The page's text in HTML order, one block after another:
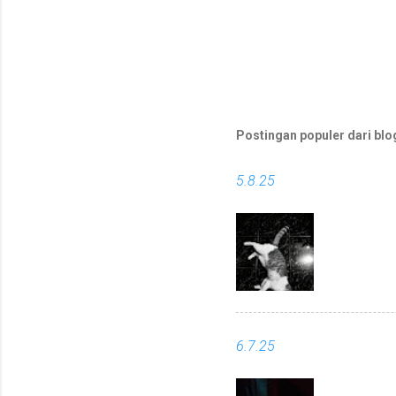
Postingan populer dari
5.8.25
6.7.25